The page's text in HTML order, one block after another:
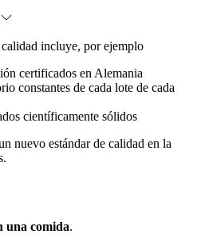
incluye, por ejemplo
certificados en Alemania
constantes de cada lote de cada
científicamente sólidos
nuevo estándar de calidad en la
una comida.